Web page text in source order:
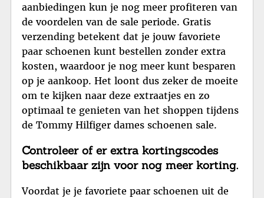
aanbiedingen kun je nog meer profiteren van
de voordelen van de sale periode. Gratis
verzending betekent dat je jouw favoriete
paar schoenen kunt bestellen zonder extra
kosten, waardoor je nog meer kunt besparen
op je aankoop. Het loont dus zeker de moeite
om te kijken naar deze extraatjes en zo
optimaal te genieten van het shoppen tijdens
de Tommy Hilfiger dames schoenen sale.
Controleer of er extra kortingscodes
beschikbaar zijn voor nog meer korting.
Voordat je je favoriete paar schoenen uit de